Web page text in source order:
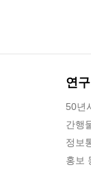
연
50년
간행
정보
홍보